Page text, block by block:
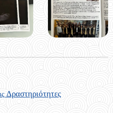
Δραστηριότητες